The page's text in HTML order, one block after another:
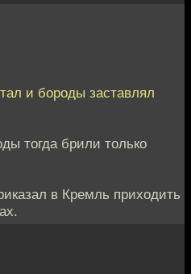
и бороды заставлял
тогда брили только
в Кремль приходить